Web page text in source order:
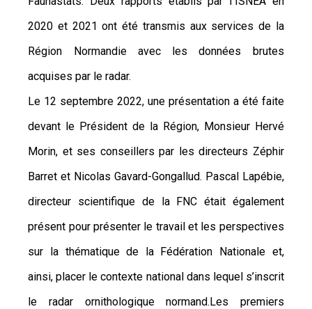
2020 et 2021 ont été transmis aux services de la
Région Normandie avec les données brutes
acquises par le radar.
Le 12 septembre 2022, une présentation a été faite
devant le Président de la Région, Monsieur Hervé
Morin, et ses conseillers par les directeurs Zéphir
Barret et Nicolas Gavard-Gongallud. Pascal Lapébie,
directeur scientifique de la FNC était également
présent pour présenter le travail et les perspectives
sur la thématique de la Fédération Nationale et,
ainsi, placer le contexte national dans lequel s’inscrit
le radar ornithologique normand.Les premiers